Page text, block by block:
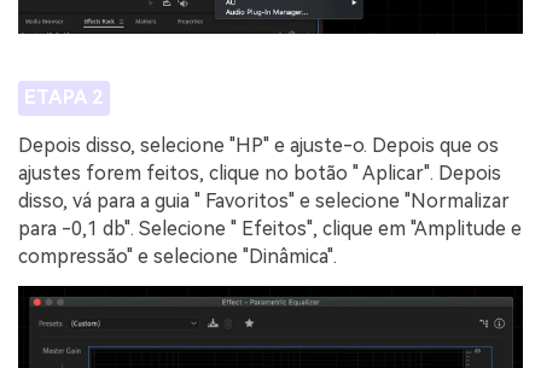
ETAPA 2
Depois disso, selecione "HP" e ajuste-o. Depois que os
ajustes forem feitos, clique no botão " Aplicar". Depois
disso, vá para a guia " Favoritos" e selecione "Normalizar
para -0,1 db". Selecione " Efeitos", clique em "Amplitude e
compressão" e selecione "Dinâmica".